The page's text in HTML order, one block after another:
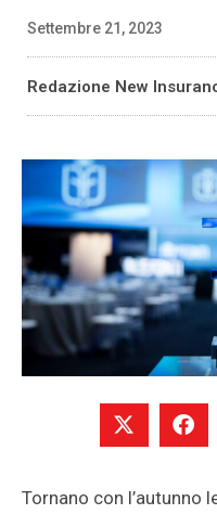
Settembre 21, 2023
Redazione New
Tornano con l’autunno